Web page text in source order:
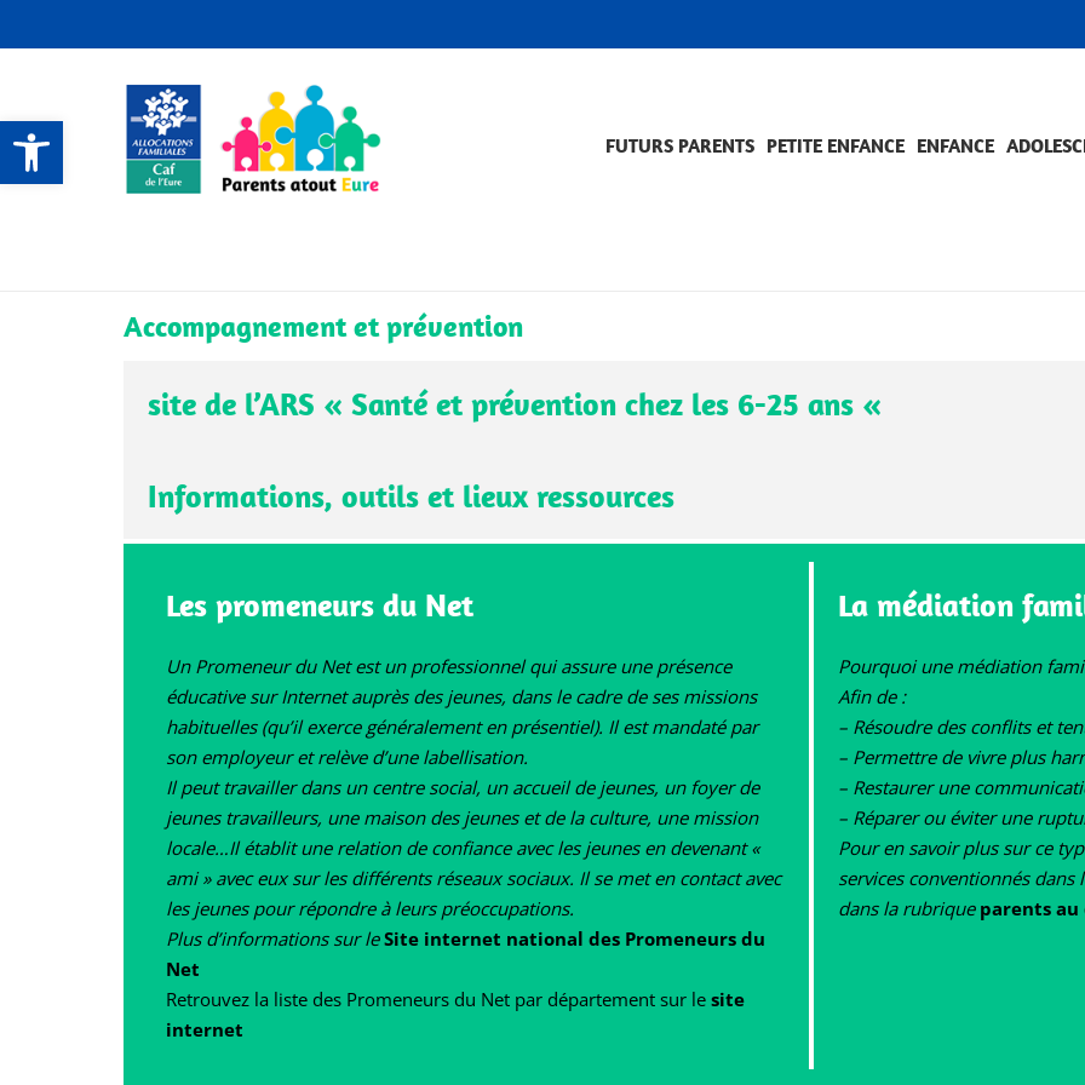
Ouvrir la barre d’outils FUTURS PARENTS PETITE ENFANCE ENFANCE
Accompagnement et prévention
site de l’ARS « Santé et prévention chez les 6-25 ans «
Informations, outils et lieux ressources
Les promeneurs du Net
Un Promeneur du Net est un professionnel qui assure une présence
éducative sur Internet auprès des jeunes, dans le cadre de ses missions
habituelles (qu’il exerce généralement en présentiel). Il est mandaté par
son employeur et relève d’une labellisation.
Il peut travailler dans un centre social, un accueil de jeunes, un foyer de
jeunes travailleurs, une maison des jeunes et de la culture, une mission
locale…Il établit une relation de confiance avec les jeunes en devenant «
ami » avec eux sur les différents réseaux sociaux. Il se met en contact avec
les jeunes pour répondre à leurs préoccupations.
Plus d’informations sur le Site internet national des Promeneurs du
Net
Retrouvez la liste des Promeneurs du Net par département sur le site
internet
La médiation
Pourquoi une médiation
Afin de :
– Résoudre des conflits et
– Permettre de vivre plus
– Restaurer une
– Réparer ou éviter une
Pour en savoir plus sur ce
services conventionnés
dans la rubrique parents